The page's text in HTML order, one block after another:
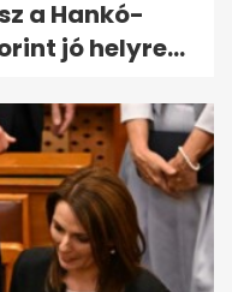
a Hankó-
jó helyre...